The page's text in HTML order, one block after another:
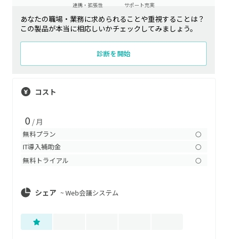
サポート充実
連携・拡張性
あなたの職場・業務に求められることや重視することは？
この製品が本当に相応しいかチェックしてみましょう。
診断を開始
コスト
0 / 月
無料プラン 〇
IT導入補助金 〇
無料トライアル 〇
シェア ~Web会議システム